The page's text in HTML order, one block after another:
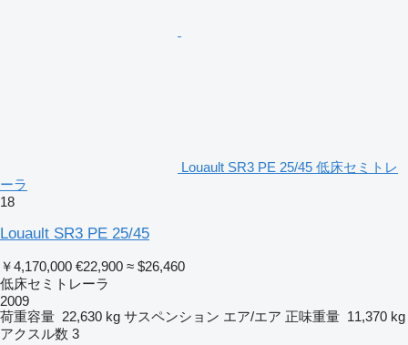
Louault SR3 PE 25/45 低床セミトレ
ーラ
18
Louault SR3 PE 25/45
￥4,170,000 €22,900 ≈ $26,460
低床セミトレーラ
2009
荷重容量 22,630 kg サスペンション エア/エア 正味重量 11,370 kg
アクスル数 3